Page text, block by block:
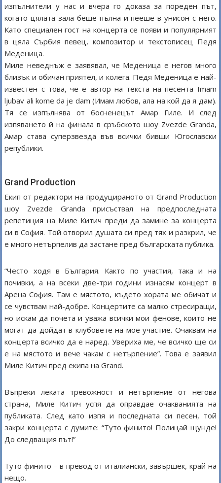
изпълнители у нас и вчера го доказа за пореден път,
когато цялата зала беше пълна и пееше в унисон с него.
Като специален гост на концерта се появи и популярният
в цяла Сърбия певец, композитор и текстописец Педя
Меденица.
Миле неведнъж е заявявал, че Меденица е негов много
близък и обичан приятел, и колега. Педя Меденица е най-
известен с това, че е автор на текста на песента Imam
ljubav ali kome da je dam (Имам любов, ала на кой да я дам).
Тя се изпълнява от босненецът Амар Гиле. И след
изпяването й на финала в сръбското шоу Zvezde Granda,
Амар става суперзвезда във всички бивши Югославски
републики.
Grand Production
Екип от редактори на продуцираното от Grand Production
шоу Zvezde Granda присъствал на предпоследната
репетиция на Миле Китич преди да замине за концерта
си в София. Той отворил душата си пред тях и разкрил, че
е много нетърпелив да застане пред българската публика.
“Често ходя в България. Както по участия, така и на
почивки, а на всеки две-три години изнасям концерт в
Арена София. Там е мястото, където хората ме обичат и
се чувствам най-добре. Концертите са малко стресиращи,
но искам да почета и уважа всички мои фенове, които не
могат да дойдат в клубовете на мое участие. Очаквам на
концерта всичко да е наред. Увериха ме, че всичко ще си
е на мястото и вече чакам с нетърпение”. Това е заявил
Миле Китич пред екипа на Grand.
Въпреки леката тревожност и нетърпение от негова
страна, Миле Китич успя да оправдае очакванията на
публиката. След като изпя и последната си песен, той
закри концерта с думите: “Туто финито! Полицай щунде!
До следващия път!”
Туто финито – в превод от италиански, завършек, край на
нещо.